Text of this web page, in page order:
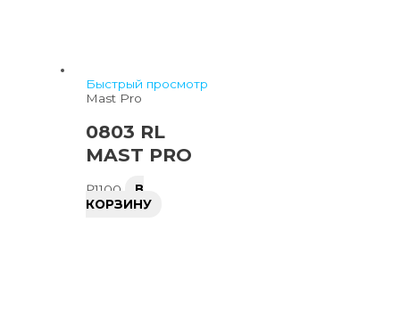
Быстрый просмотр
Mast Pro
0803 RL
MAST PRO
₽1100
В
КОРЗИНУ